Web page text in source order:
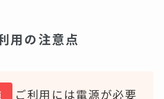
用の注意点
ご利用には電源が必要